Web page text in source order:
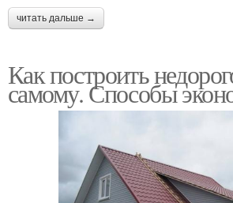
читать дальше →
Как построить
самому. Способы